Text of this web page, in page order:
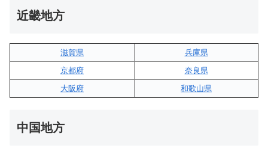
近畿地方
滋賀県
兵庫県
京都府
奈良県
大阪府
和歌山県
中国地方